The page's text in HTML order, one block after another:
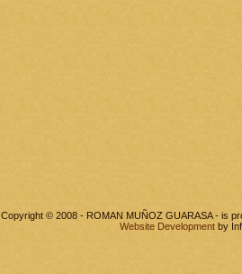
Copyright © 2008 - ROMAN MUÑOZ GUARASA - is
Website Development by